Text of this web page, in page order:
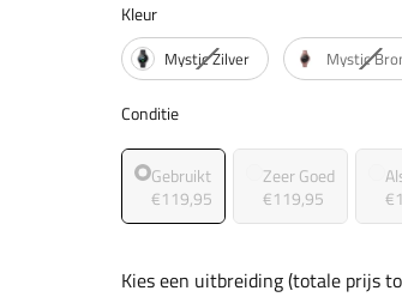
Kleur
Kleur
Mystic Zilver Mystic
Conditie
Gebruikt
€119,95
Zeer Goed
€119,95
Kies een uitbreiding (totale prijs